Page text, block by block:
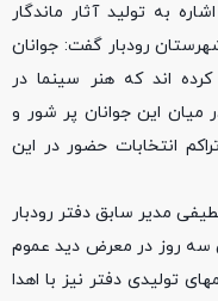
به تولید آثار ماندگار
رودبار گفت: جوانان
اند که هنر سینما در
میان این جوانان پر شور و
انتخابات حضور در این
مدیر سابق دفتر رودبار
سه روز در معرض دید عموم
تولیدی دفتر نیز با اهدا